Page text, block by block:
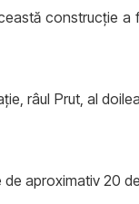
construcție a
râul Prut, al
de aproximativ 20